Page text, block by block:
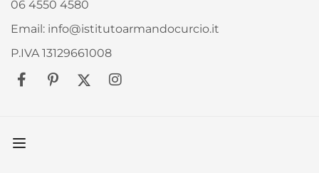
06 4550 4580
Email: info@istitutoarmandocurcio.it
P.IVA 13129661008